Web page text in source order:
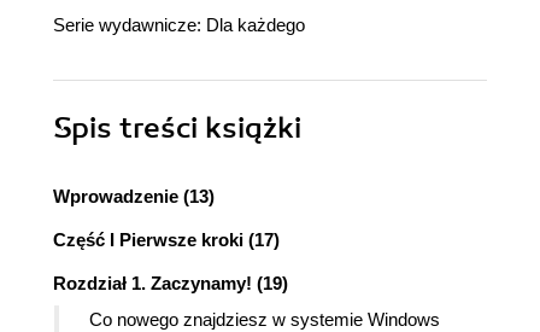
Serie wydawnicze: Dla każdego
Spis treści książki
Wprowadzenie (13)
Część I Pierwsze kroki (17)
Rozdział 1. Zaczynamy! (19)
Co nowego znajdziesz w systemie Windows